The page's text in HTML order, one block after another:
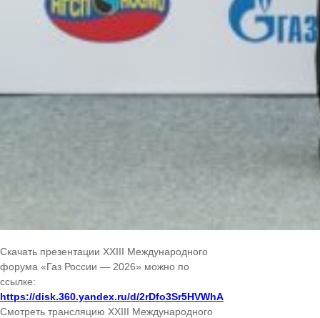
Скачать презентации XXIII Международного
форума «Газ России — 2026» можно по
ссылке:
https://disk.360.yandex.ru/d/2rDfo3Sr5HVWhA
Смотреть трансляцию XXIII Международного